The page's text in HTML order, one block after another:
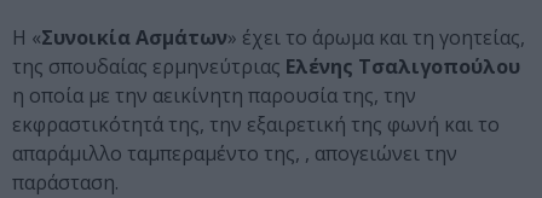
Η «Συνοικία Ασμάτων» έχει το άρωμα και τη γοητείας,
της σπουδαίας ερμηνεύτριας Ελένης Τσαλιγοπούλου
η οποία με την αεικίνητη παρουσία της, την
εκφραστικότητά της, την εξαιρετική της φωνή και το
απαράμιλλο ταμπεραμέντο της, , απογειώνει την
παράσταση.